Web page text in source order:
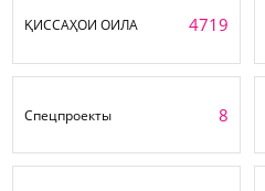
ҚИССАҲОИ ОИЛА 4719
Спецпроекты 8